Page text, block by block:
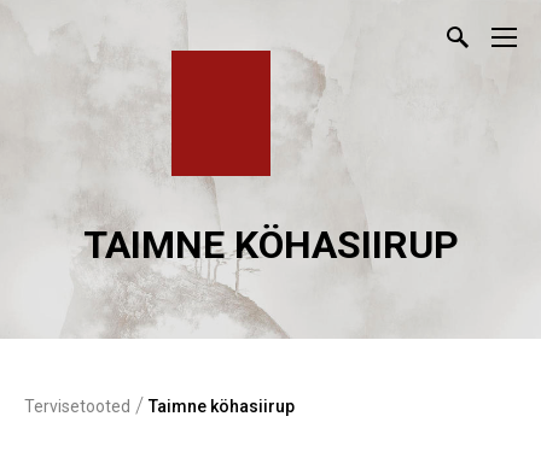
TAIMNE KÖHASIIRUP
Tervisetooted / Taimne köhasiirup